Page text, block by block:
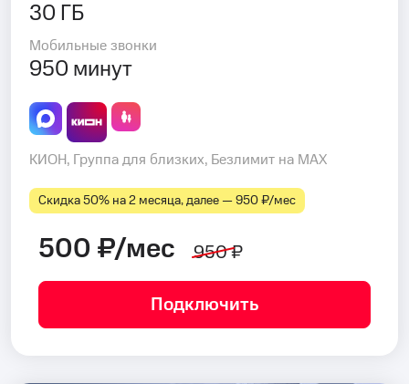
30 ГБ
Мобильные звонки
950 минут
КИОН, Группа для близких, Безлимит на MAX
Скидка 50% на 2 месяца, далее — 950 ₽⁠/⁠мес
500 ₽/мес 950 ₽
Подключить